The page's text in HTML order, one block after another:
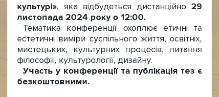
культурі», яка відбудеться дистанційно 29
листопада 2024 року о 12:00.
Тематика конференції охоплює етичні та
естетичні виміри суспільного життя, освітніх,
мистецьких, культурних процесів, питання
філософії, культурології, дизайну.
Участь у конференції та публікація тез є
безкоштовними.